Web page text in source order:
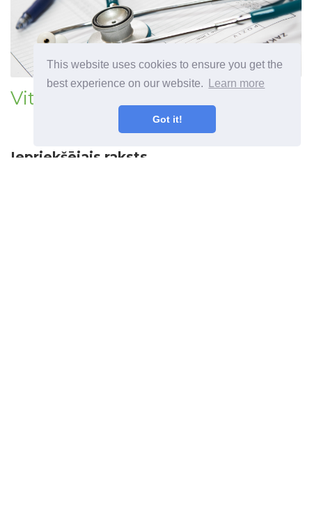
This website uses cookies to ensure you get the
best experience on our website.
Learn more
Got it!
Vitaminas B6 (piridoksinas)
Iepriekšējais raksts